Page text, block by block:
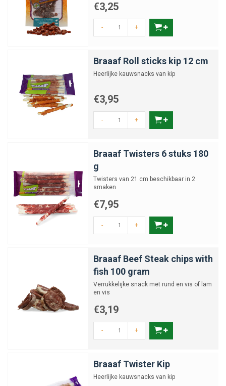
€3,25
- +
Braaaf Roll sticks kip 12 cm
Heerlijke kauwsnacks van kip
€3,95
- +
Braaaf Twisters 6 stuks 180
g
Twisters van 21 cm beschikbaar in 2
smaken
€7,95
- +
Braaaf Beef Steak chips with
fish 100 gram
Verrukkelijke snack met rund en vis of lam
en vis
€3,19
- +
Braaaf Twister Kip
Heerlijke kauwsnacks van kip